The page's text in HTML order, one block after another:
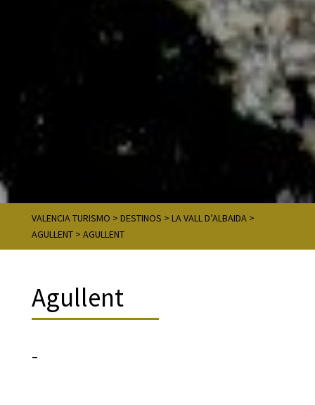
VALENCIA TURISMO > DESTINOS > LA VALL D’ALBAIDA>
AGULLENT> AGULLENT
Agullent
–